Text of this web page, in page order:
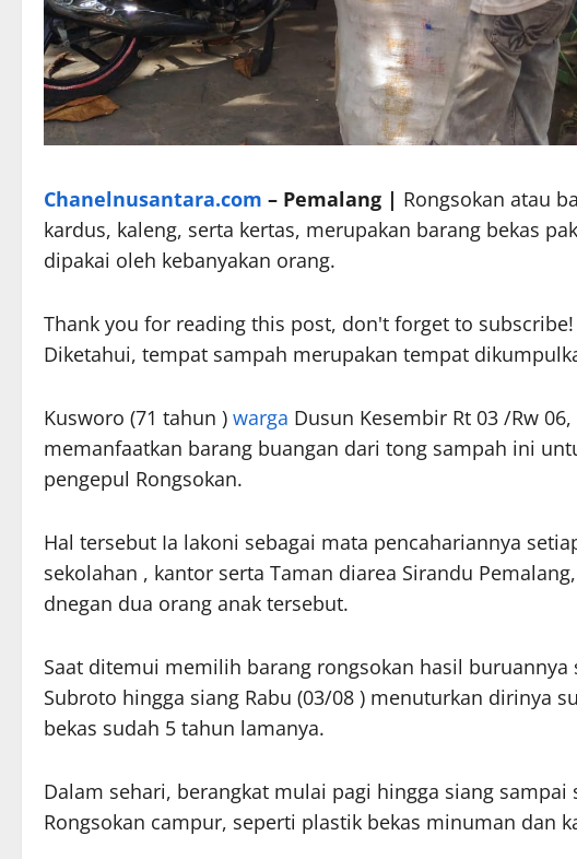
Chanelnusantara.com – Pemalang | Rongsokan atau
kardus, kaleng, serta kertas, merupakan barang bekas
dipakai oleh kebanyakan orang.
Thank you for reading this post, don't forget to subscribe!
Diketahui, tempat sampah merupakan tempat
Kusworo (71 tahun ) warga Dusun Kesembir Rt 03 /Rw
memanfaatkan barang buangan dari tong sampah ini
pengepul Rongsokan.
Hal tersebut Ia lakoni sebagai mata pencahariannya
sekolahan , kantor serta Taman diarea Sirandu
dnegan dua orang anak tersebut.
Saat ditemui memilih barang rongsokan hasil
Subroto hingga siang Rabu (03/08 ) menuturkan dirinya
bekas sudah 5 tahun lamanya.
Dalam sehari, berangkat mulai pagi hingga siang
Rongsokan campur, seperti plastik bekas minuman dan